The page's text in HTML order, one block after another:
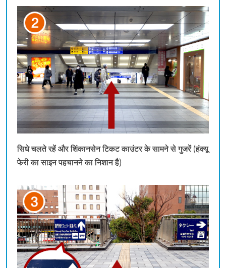
सिधे चलते रहें और शिंकानसेन टिकट काउंटर के सामने से गुजरें (हंक्यू
फेरी का साइन पहचानने का निशान है)